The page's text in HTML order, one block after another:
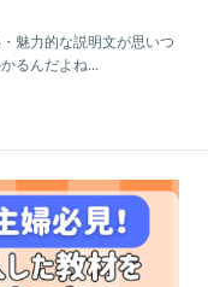
魅力的な説明文が思いつ
るんだよね...